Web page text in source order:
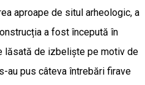
aproape de situl arheologic, a
a fost începută în
lăsată de izbeliște pe motiv de
au pus câteva întrebări firave